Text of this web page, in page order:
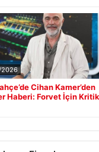
Cihan Kamer’den